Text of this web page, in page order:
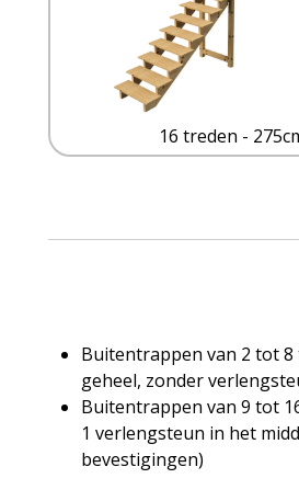
16 treden -
Buitentrappen van 2 tot 8
geheel, zonder
Buitentrappen van 9 tot
1 verlengsteun in het
bevestigingen)